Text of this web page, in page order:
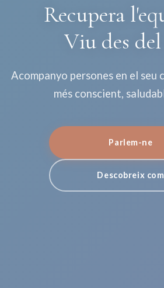
Recupera
Viu des
Acompanyo persones en el seu
més conscient,
Parlem-ne
Descobreix com